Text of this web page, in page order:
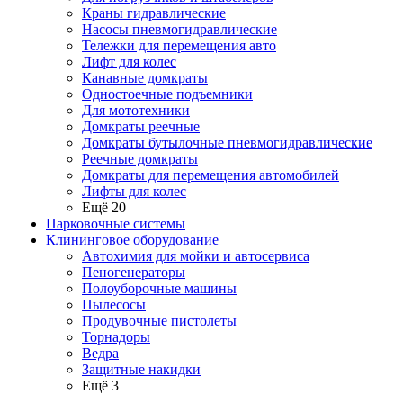
Краны гидравлические
Насосы пневмогидравлические
Тележки для перемещения авто
Лифт для колес
Канавные домкраты
Одностоечные подъемники
Для мототехники
Домкраты реечные
Домкраты бутылочные пневмогидравлические
Реечные домкраты
Домкраты для перемещения автомобилей
Лифты для колес
Ещё 20
Парковочные системы
Клининговое оборудование
Автохимия для мойки и автосервиса
Пеногенераторы
Полоуборочные машины
Пылесосы
Продувочные пистолеты
Торнадоры
Ведра
Защитные накидки
Ещё 3